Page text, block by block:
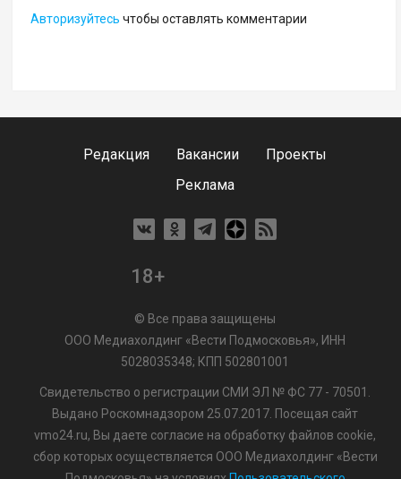
Авторизуйтесь чтобы оставлять комментарии
Редакция Вакансии
Проекты
Реклама
18+
© Все права защищены
ООО Медиахолдинг «Вести Подмосковья», ИНН
5028035348; КПП 502801001
Свидетельство о регистрации СМИ ЭЛ № ФС 77 - 70501.
Выдано Роскомнадзором 25.07.2017. Посещая сайт
vmo24.ru, Вы даете согласие на обработку файлов cookie,
сбор которых осуществляется ООО Медиахолдинг «Вести